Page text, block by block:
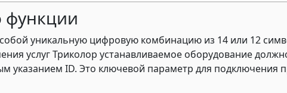
функции
уникальную цифровую комбинацию из 14 или 12
услуг Триколор устанавливаемое оборудование
указанием ID. Это ключевой параметр для